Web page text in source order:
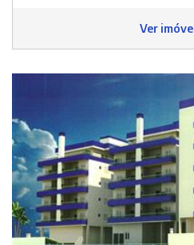
Ver imóvel